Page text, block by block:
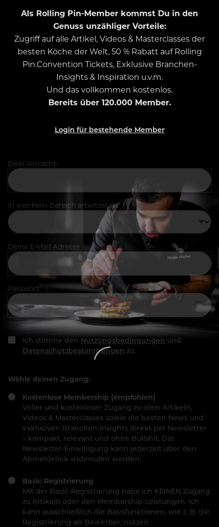
Als Rolling Pin-Member kommst Du in den
Genuss unzähliger Vorteile:
Zugriff auf alle Artikel, Videos & Masterclasses der
besten Köche der Welt, 50 % Rabatt auf Rolling
Pin.Convention Tickets, Exklusive Branchen-
Insights & Inspiration u.v.m.
Und das vollkommen kostenlos.
Bereits über 120.000 Member.
Login für bestehende Member
Dein Vorname
In welchem Bereich arbeitest du
Deine E-Mail Adresse
Passwort
Ich stimme den Nutzungsbedingungen und
Datenschutzbestimmungen zu.
Wähle deinen Zugang:
Kostenlose Membership (empfohlen)
Voller und kostenloser Zugang zu allen Artikeln,
Videos & Masterclasses sowie die besten News und
exklusiven Branchen-Insights direkt per Newsletter
– kompakt, relevant und ohne Bullshit. Die
Newsletter-Einwilligung kann jederzeit über den
Abmeldelink widerrufen werden.
Basic-Registrierung
Mit der Basic-Registrierung habe ich KEINEN Zugang
zu Artikeln oder den Membership-Leistungen. Ich
kann ausschließlich die Basisfunktionen, wie z. B. die
Registrierung als Bewerber, nutzen.